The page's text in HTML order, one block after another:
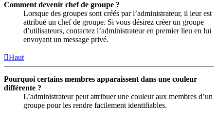
Comment devenir chef de groupe ?
Lorsque des groupes sont créés par l’administrateur, il leur est
attribué un chef de groupe. Si vous désirez créer un groupe
d’utilisateurs, contactez l’administrateur en premier lieu en lui
envoyant un message privé.
Haut
Pourquoi certains membres apparaissent dans une couleur
différente ?
L’administrateur peut attribuer une couleur aux membres d’un
groupe pour les rendre facilement identifiables.